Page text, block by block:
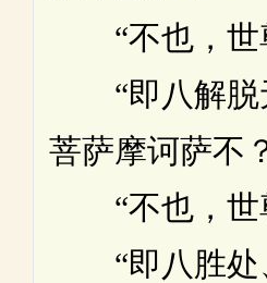
“不也，世
“即八解脱
菩萨摩诃萨不
“不也，世
“即八胜处